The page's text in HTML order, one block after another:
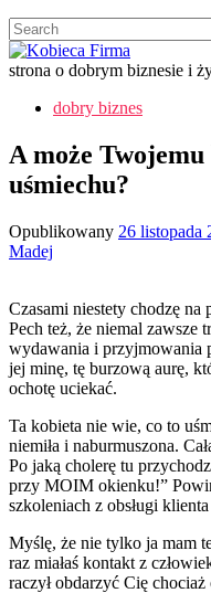
strona o dobrym biznesie i
dobry biznes
A może
uśmiechu?
Opublikowany 26 listopada
Madej
Czasami niestety chodzę na
Pech też, że niemal zawsze
wydawania i przyjmowania
jej minę, tę burzową aurę,
ochotę uciekać.
Ta kobieta nie wie, co to
niemiła i naburmuszona.
Po jaką cholerę tu
przy MOIM okienku!”
szkoleniach z obsługi
Myślę, że nie tylko ja mam
raz miałaś kontakt z
raczył obdarzyć Cię